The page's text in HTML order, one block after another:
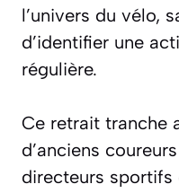
l’univers du vélo,
d’identifier une
régulière.
Ce retrait tranche
d’anciens
directeurs sportifs